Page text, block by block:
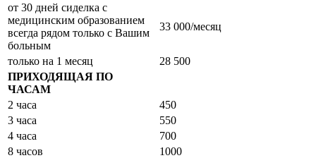
от 30 дней сиделка с
медицинским образованием
всегда рядом только с Вашим
больным
33 000/месяц
только на 1 месяц
28 500
ПРИХОДЯЩАЯ ПО
ЧАСАМ
2 часа
450
3 часа
550
4 часа
700
8 часов
1000